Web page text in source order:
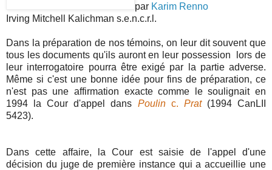
par Karim Renno
Irving Mitchell Kalichman s.e.n.c.r.l.
Dans la préparation de nos témoins, on leur dit souvent que
tous les documents qu'ils auront en leur possession lors de
leur interrogatoire pourra être exigé par la partie adverse.
Même si c'est une bonne idée pour fins de préparation, ce
n'est pas une affirmation exacte comme le soulignait en
1994 la Cour d'appel dans Poulinc. Prat(1994 CanLII
5423).
Dans cette affaire, la Cour est saisie de l'appel d'une
décision du juge de première instance qui a accueillie une